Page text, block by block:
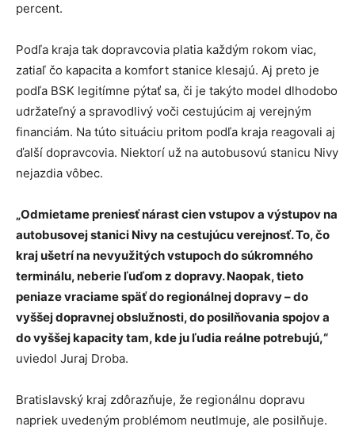
percent.
Podľa kraja tak dopravcovia platia každým rokom viac,
zatiaľ čo kapacita a komfort stanice klesajú. Aj preto je
podľa BSK legitímne pýtať sa, či je takýto model dlhodobo
udržateľný a spravodlivý voči cestujúcim aj verejným
financiám. Na túto situáciu pritom podľa kraja reagovali aj
ďalší dopravcovia. Niektorí už na autobusovú stanicu Nivy
nejazdia vôbec.
„Odmietame preniesť nárast cien vstupov a výstupov na
autobusovej stanici Nivy na cestujúcu verejnosť. To, čo
kraj ušetrí na nevyužitých vstupoch do súkromného
terminálu, neberie ľuďom z dopravy. Naopak, tieto
peniaze vraciame späť do regionálnej dopravy – do
vyššej dopravnej obslužnosti, do posilňovania spojov a
do vyššej kapacity tam, kde ju ľudia reálne potrebujú,“
uviedol Juraj Droba.
Bratislavský kraj zdôrazňuje, že regionálnu dopravu
napriek uvedeným problémom neutlmuje, ale posilňuje.